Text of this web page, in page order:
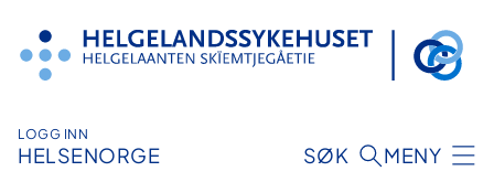
innhold
LOGG INN
HELSENORGE SØK MENY